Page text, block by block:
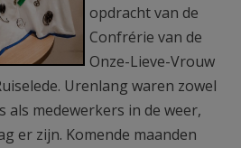
opdracht van de
Confrérie van de
Onze-Lieve-Vrouw
Urenlang waren zowel
als medewerkers in de weer,
er zijn. Komende maanden